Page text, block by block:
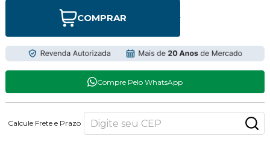
COMPRAR
Compre Pelo WhatsApp
Calcule Frete e Prazo